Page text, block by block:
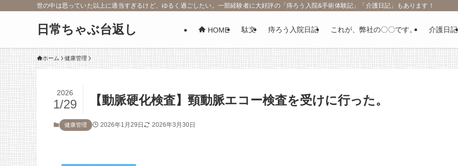
世の中は思っていた以上に適当すぎるけど、ゆるく過ごしたい。一部経験者に大好評の「痔ろう入院&手術体験記」「介護日記」もあります！
日常ちゃぶ台返し HOME 駄文 痔ろう入院日記 これが、弊社の〇〇です。 介護日記
ホーム 健康管理
【動脈硬化検査】頸動脈エコー検査を受けに行った。
2026
1/29
健康管理 2026年1月29日 2026年3月30日